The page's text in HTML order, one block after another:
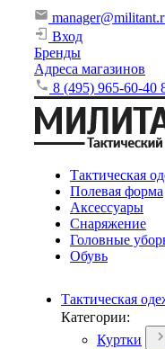
Вход
Бренды
Адреса магазинов
8 (495) 965-60-40
Тактическая
Полевая форма
Аксессуары
Снаряжение
Головные
Обувь
Тактическая
Категории:
Куртки